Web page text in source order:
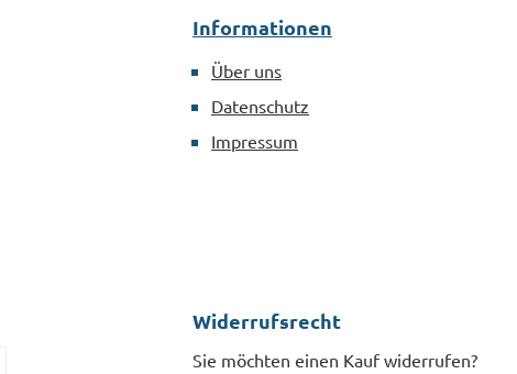
Informationen
Über uns
Datenschutz
Impressum
Widerrufsrecht
Sie möchten einen Kauf widerrufen?